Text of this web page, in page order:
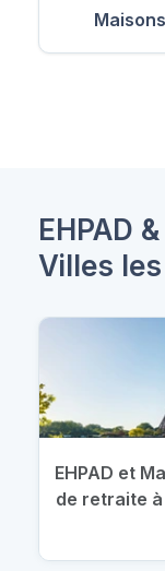
EHPAD
Villes
EHPAD et
de retraite à